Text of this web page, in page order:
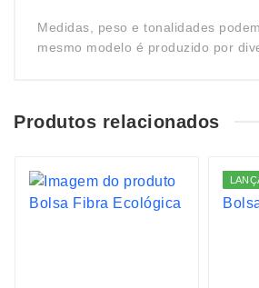
Medidas, peso e tonalidades
mesmo modelo é produzido por
Produtos relacionados